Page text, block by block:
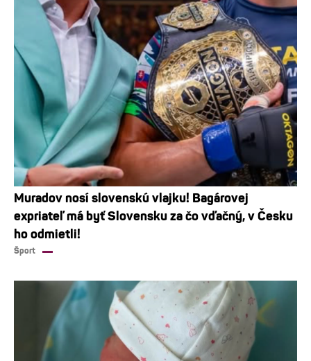
Muradov nosí slovenskú vlajku! Bagárovej
expriateľ má byť Slovensku za čo vďačný, v Česku
ho odmietli!
Šport